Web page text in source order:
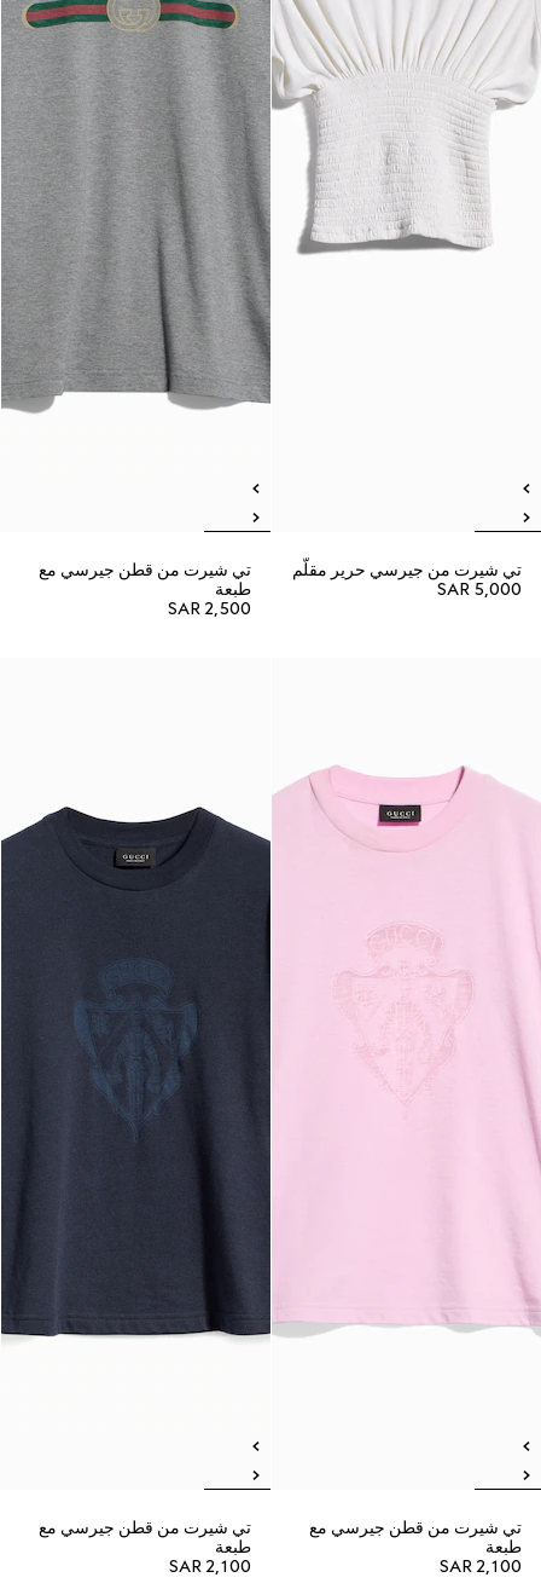
تي شيرت من جيرسي حرير مقلّم
SAR 5,000
تي شيرت من قطن جيرسي مع
طبعة
SAR 2,500
تي شيرت من قطن جيرسي مع
طبعة
SAR 2,100
تي شيرت من قطن جيرسي مع
طبعة
SAR 2,100